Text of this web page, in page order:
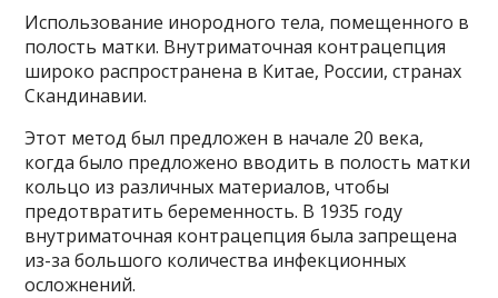
Использование инородного тела, помещенного в
полость матки. Внутриматочная контрацепция
широко распространена в Китае, России, странах
Скандинавии.
Этот метод был предложен в начале 20 века,
когда было предложено вводить в полость матки
кольцо из различных материалов, чтобы
предотвратить беременность. В 1935 году
внутриматочная контрацепция была запрещена
из-за большого количества инфекционных
осложнений.